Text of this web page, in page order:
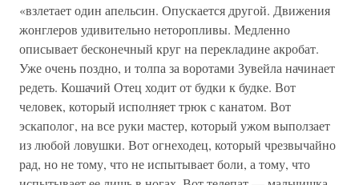
«взлетает один апельсин. Опускается другой. Движения
жонглеров удивительно неторопливы. Медленно
описывает бесконечный круг на перекладине акробат.
Уже очень поздно, и толпа за воротами Зувейла начинает
редеть. Кошачий Отец ходит от будки к будке. Вот
человек, который исполняет трюк с канатом. Вот
эскаполог, на все руки мастер, который ужом выползает
из любой ловушки. Вот огнеходец, который чрезвычайно
рад, но не тому, что не испытывает боли, а тому, что